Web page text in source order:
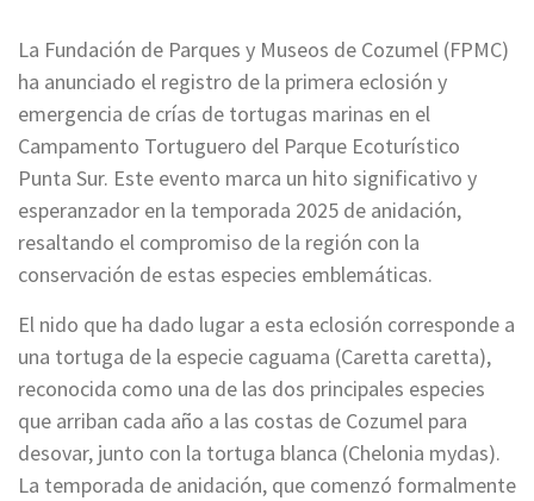
La Fundación de Parques y Museos de Cozumel (FPMC)
ha anunciado el registro de la primera eclosión y
emergencia de crías de tortugas marinas en el
Campamento Tortuguero del Parque Ecoturístico
Punta Sur. Este evento marca un hito significativo y
esperanzador en la temporada 2025 de anidación,
resaltando el compromiso de la región con la
conservación de estas especies emblemáticas.
El nido que ha dado lugar a esta eclosión corresponde a
una tortuga de la especie caguama (Caretta caretta),
reconocida como una de las dos principales especies
que arriban cada año a las costas de Cozumel para
desovar, junto con la tortuga blanca (Chelonia mydas).
La temporada de anidación, que comenzó formalmente